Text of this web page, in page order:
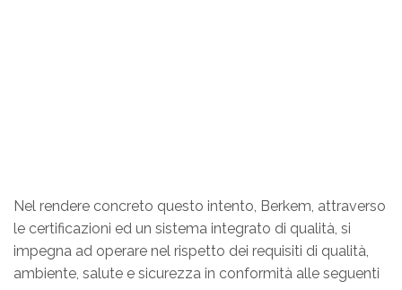
Nel rendere concreto questo intento, Berkem, attraverso
le certificazioni ed un sistema integrato di qualità, si
impegna ad operare nel rispetto dei requisiti di qualità,
ambiente, salute e sicurezza in conformità alle seguenti